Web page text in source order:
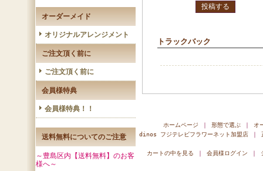
オーダーメイド
オリジナルアレンジメント
ご注文頂く前に
ご注文頂く前に
会員様特典
会員様特典！！
送料無料についてのご注意
～豊島区内【送料無料】のお客
様へ～
トラックバック
ホームページ ｜ 形態で選ぶ ｜ オ
dinos フジテレビフラワーネット加盟店 ｜
カートの中を見る ｜ 会員様ログイン ｜